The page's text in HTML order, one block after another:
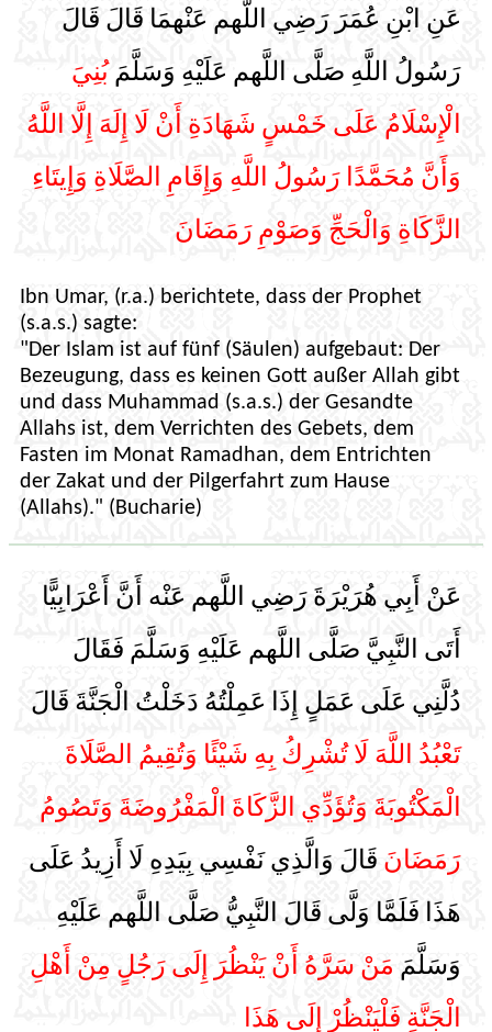
عَنِ ابْنِ عُمَرَ رَضِي اللَّهم عَنْهمَا قَالَ قَالَ
رَسُولُ اللَّهِ صَلَّى اللَّهم عَلَيْهِ وَسَلَّمَبُنِيَ
الْإِسْلَامُ عَلَى خَمْسٍ شَهَادَةِ أَنْ لَا إِلَهَ إِلَّا اللَّهُ
وَأَنَّ مُحَمَّدًا رَسُولُ اللَّهِ وَإِقَامِ الصَّلَاةِ وَإِيتَاءِ
الزَّكَاةِ وَالْحَجِّ وَصَوْمِ رَمَضَانَ
Ibn Umar, (r.a.) berichtete, dass der Prophet
(s.a.s.) sagte:
"Der Islam ist auf fünf (Säulen) aufgebaut: Der
Bezeugung, dass es keinen Gott außer Allah gibt
und dass Muhammad (s.a.s.) der Gesandte
Allahs ist, dem Verrichten des Gebets, dem
Fasten im Monat Ramadhan, dem Entrichten
der Zakat und der Pilgerfahrt zum Hause
(Allahs)." (Bucharie)
عَنْ أَبِي هُرَيْرَةَ رَضِي اللَّهم عَنْه أَنَّ أَعْرَابِيًّا
أَتَى النَّبِيَّ صَلَّى اللَّهم عَلَيْهِ وَسَلَّمَ فَقَالَ
دُلَّنِي عَلَى عَمَلٍ إِذَا عَمِلْتُهُ دَخَلْتُ الْجَنَّةَ قَالَ
تَعْبُدُ اللَّهَ لَا تُشْرِكُ بِهِ شَيْئًا وَتُقِيمُ الصَّلَاةَ
الْمَكْتُوبَةَ وَتُؤَدِّي الزَّكَاةَ الْمَفْرُوضَةَ وَتَصُومُ
رَمَضَانَ قَالَ وَالَّذِي نَفْسِي بِيَدِهِ لَا أَزِيدُ عَلَى
هَذَا فَلَمَّا وَلَّى قَالَ النَّبِيُّ صَلَّى اللَّهم عَلَيْهِ
وَسَلَّمَ مَنْ سَرَّهُ أَنْ يَنْظُرَ إِلَى رَجُلٍ مِنْ أَهْلِ
الْجَنَّةِ فَلْيَنْظُرْ إِلَى هَذَا